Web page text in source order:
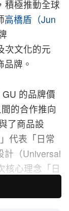
積極推動全球
高橋盾（Jun
次文化的元
牌。
的品牌價
的合作推向
了商品設
代表「日常
計（Universal
核心理念「日
」為關
由奔放的造